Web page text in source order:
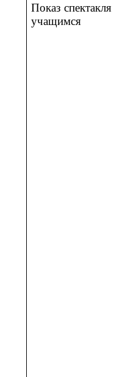
Показ спектакля
учащимся